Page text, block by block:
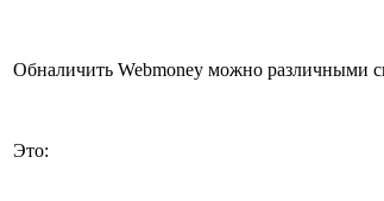
Обналичить Webmoney можно различными
Это: